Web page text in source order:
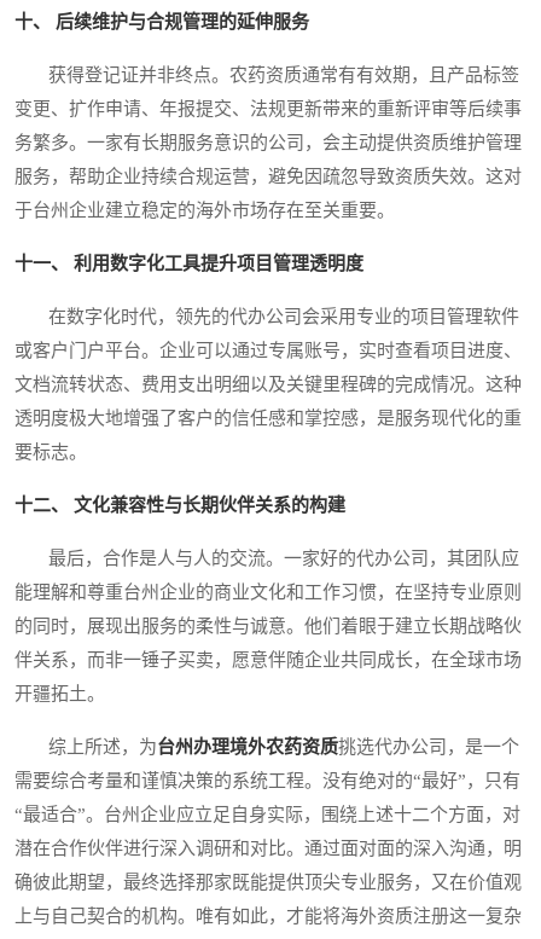
十、 后续维护与合规管理的延伸服务
获得登记证并非终点。农药资质通常有有效期，且产品标签
变更、扩作申请、年报提交、法规更新带来的重新评审等后续事
务繁多。一家有长期服务意识的公司，会主动提供资质维护管理
服务，帮助企业持续合规运营，避免因疏忽导致资质失效。这对
于台州企业建立稳定的海外市场存在至关重要。
十一、 利用数字化工具提升项目管理透明度
在数字化时代，领先的代办公司会采用专业的项目管理软件
或客户门户平台。企业可以通过专属账号，实时查看项目进度、
文档流转状态、费用支出明细以及关键里程碑的完成情况。这种
透明度极大地增强了客户的信任感和掌控感，是服务现代化的重
要标志。
十二、 文化兼容性与长期伙伴关系的构建
最后，合作是人与人的交流。一家好的代办公司，其团队应
能理解和尊重台州企业的商业文化和工作习惯，在坚持专业原则
的同时，展现出服务的柔性与诚意。他们着眼于建立长期战略伙
伴关系，而非一锤子买卖，愿意伴随企业共同成长，在全球市场
开疆拓土。
综上所述，为台州办理境外农药资质挑选代办公司，是一个
需要综合考量和谨慎决策的系统工程。没有绝对的“最好”，只有
“最适合”。台州企业应立足自身实际，围绕上述十二个方面，对
潜在合作伙伴进行深入调研和对比。通过面对面的深入沟通，明
确彼此期望，最终选择那家既能提供顶尖专业服务，又在价值观
上与自己契合的机构。唯有如此，才能将海外资质注册这一复杂